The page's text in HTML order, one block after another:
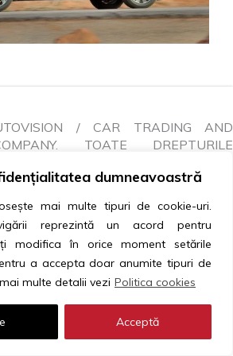
dumneavoastră
mai multe tipuri de cookie-uri.
reprezintă un acord pentru
modifica în orice moment setările
a accepta doar anumite tipuri de
multe detalii vezi Politica cookies
Acceptă
/ CAR TRADING AND
TOATE DREPTURILE
|GDPR|ANPC|LITIGII